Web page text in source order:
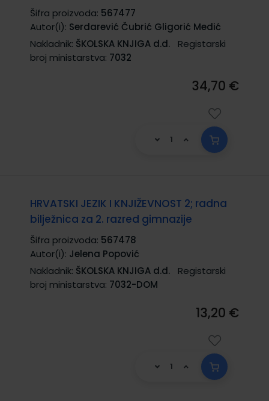
Šifra proizvoda: 567477
Autor(i): Serdarević Čubrić Gligorić Medić
Nakladnik: ŠKOLSKA KNJIGA d.d.
Registarski
broj ministarstva: 7032
34,70 €
HRVATSKI JEZIK I KNJIŽEVNOST 2; radna
bilježnica za 2. razred gimnazije
Šifra proizvoda: 567478
Autor(i): Jelena Popović
Nakladnik: ŠKOLSKA KNJIGA d.d.
Registarski
broj ministarstva: 7032-DOM
13,20 €